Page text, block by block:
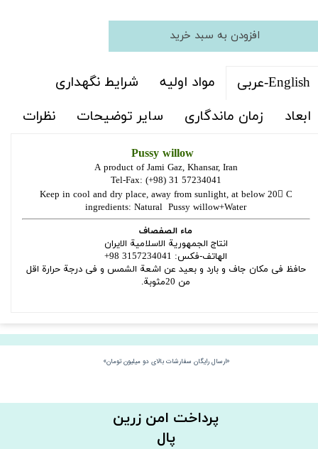
افزودن به سبد خرید
English-عربی مواد اولیه
شرایط نگهداری
ابعاد
زمان ماندگاری سایر توضیحات نظرات
A product of Jami Gaz, Khansar, Iran
Tel-Fax: (+98) 31 57234041
Keep in cool and dry place, away from sunlight, at below 20 C
ingredients: Natural Pussy willow+Water
ماء الصفصاف
انتاج الجمهوریة الاسلامیة الایران
الهاتف-فکس: 3157234041 98+
حافظ فی مکان جاف و بارد و بعید عن اشعة الشمس و فی درجة حرارة اقل
من 20مثوبة.
«ارسال رایگان سفارشات بالای دو میلیون تومان»
​​پرداخت امن زرین
پال